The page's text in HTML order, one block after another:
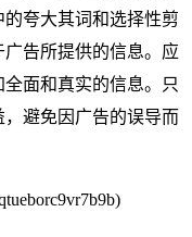
夸大其词和选择性剪
告所提供的信息。应
面和真实的信息。只
避免因广告的误导而